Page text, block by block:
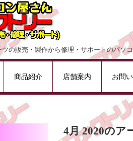
の販売・製作から修理・サポートのパソコ
商品紹介 店舗案内 お問
4月 2020のア